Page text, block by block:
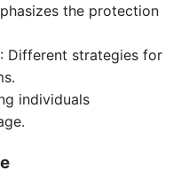
the protection
: Different strategies for
individuals